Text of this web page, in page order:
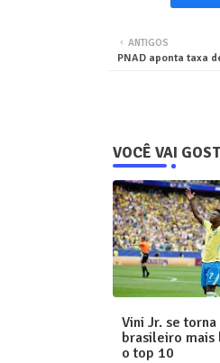
ANTIGOS
PNAD aponta taxa
VOCÊ VAI
Vini Jr. se
brasileiro mais
o top 10